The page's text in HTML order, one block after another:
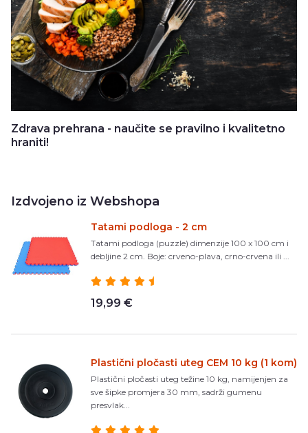
Zdrava prehrana - naučite se pravilno i kvalitetno
hraniti!
Izdvojeno iz Webshopa
Tatami podloga - 2 cm
Tatami podloga (puzzle) dimenzije 100 x 100 cm i
debljine 2 cm. Boje: crveno-plava, crno-crvena ili ...
19,99 €
Plastični pločasti uteg CEM 10 kg (1 kom)
Plastični pločasti uteg težine 10 kg, namijenjen za
sve šipke promjera 30 mm, sadrži gumenu
presvlak...